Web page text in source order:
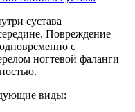
сустава
Повреждение
с
ногтевой фаланги
виды: